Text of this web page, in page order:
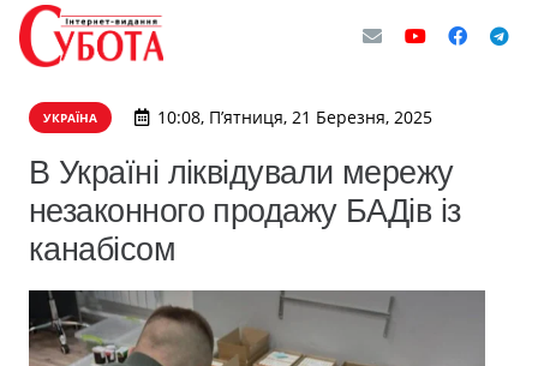
УКРАЇНА 10:08, П’ятниця, 21 Березня, 2025
В Україні ліквідували мережу
незаконного продажу БАДів із
канабісом